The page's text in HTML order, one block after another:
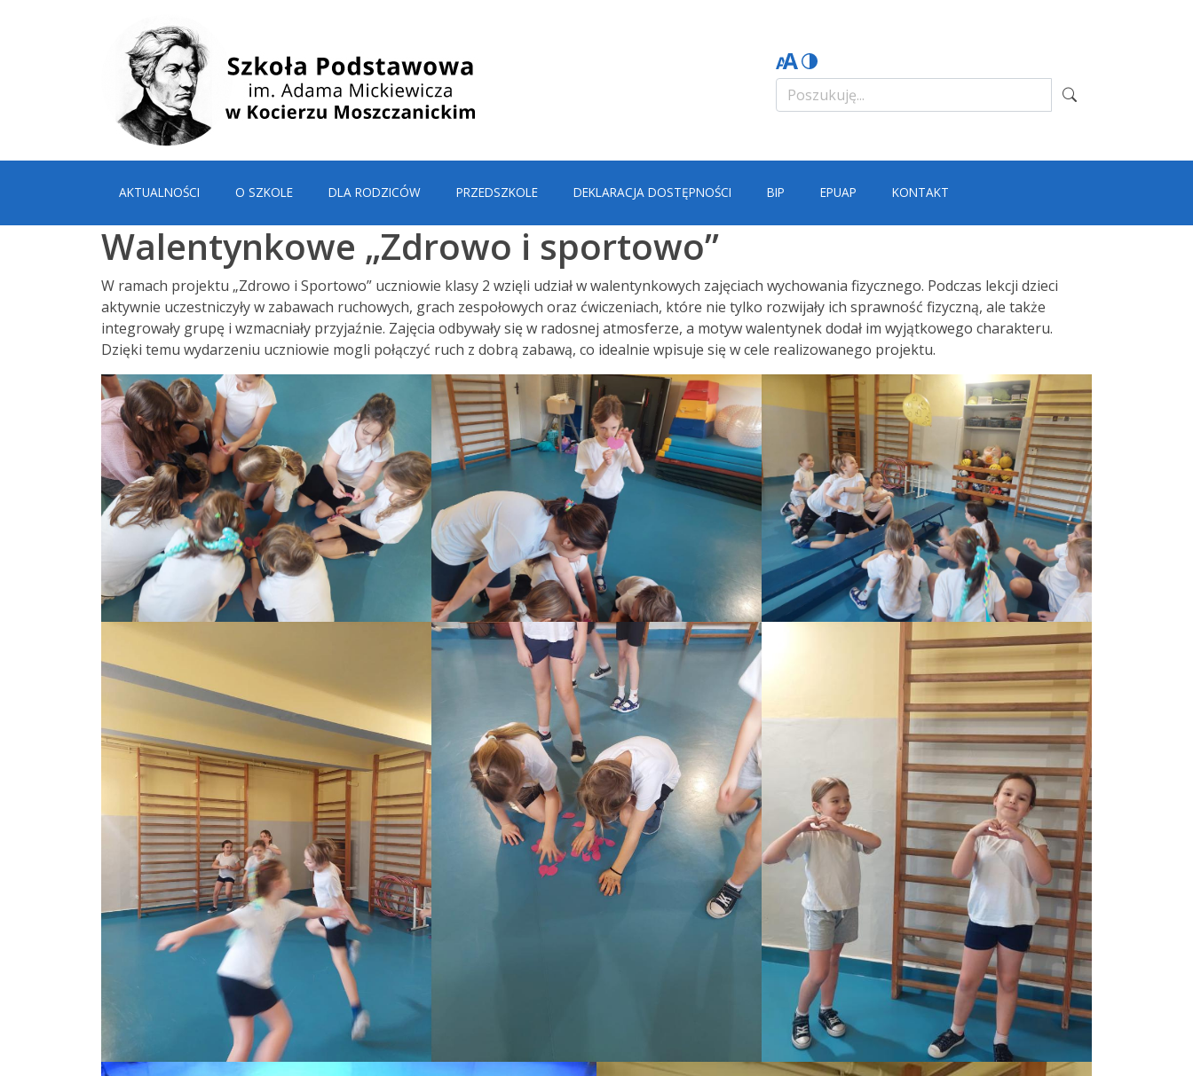
AKTUALNOŚCI O SZKOLE DLA RODZICÓW PRZEDSZKOLE DEKLARACJA DOSTĘPNOŚCI BIP EPUAP KONTAKT
Walentynkowe „Zdrowo i sportowo”
W ramach projektu „Zdrowo i Sportowo” uczniowie klasy 2 wzięli udział w walentynkowych zajęciach wychowania fizycznego. Podczas lekcji dzieci
aktywnie uczestniczyły w zabawach ruchowych, grach zespołowych oraz ćwiczeniach, które nie tylko rozwijały ich sprawność fizyczną, ale także
integrowały grupę i wzmacniały przyjaźnie. Zajęcia odbywały się w radosnej atmosferze, a motyw walentynek dodał im wyjątkowego charakteru.
Dzięki temu wydarzeniu uczniowie mogli połączyć ruch z dobrą zabawą, co idealnie wpisuje się w cele realizowanego projektu.